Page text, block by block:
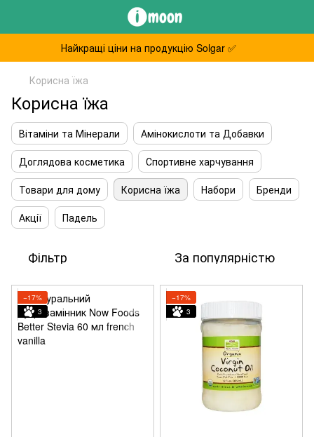
Найкращі ціни на продукцію Solgar ✅
Корисна їжа
Корисна їжа
Вітаміни та Мінерали
Амінокислоти та Добавки
Доглядова косметика
Спортивне харчування
Товари для дому
Корисна їжа Набори
Бренди
Акції
Падель
Фільтр За популярністю
−17%
3
−17%
3